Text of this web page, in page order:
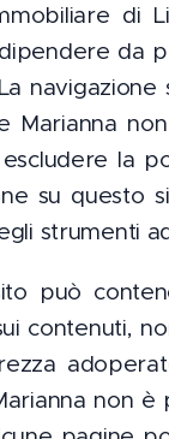
di
da
navigazione
Marianna
la
su questo
strumenti
può
contenuti,
non